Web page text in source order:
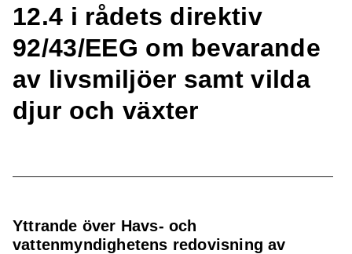
12.4 i rådets direktiv
92/43/EEG om bevarande
av livsmiljöer samt vilda
djur och växter
Yttrande över Havs- och
vattenmyndighetens redovisning av